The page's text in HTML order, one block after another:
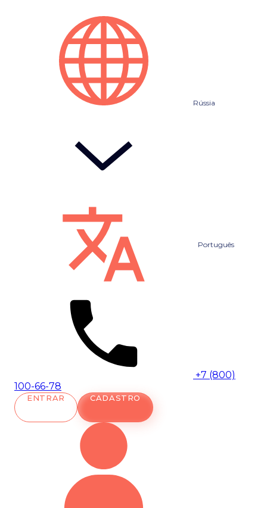
Rússia
Português
+7 (800)
100-66-78
ENTRAR CADASTRO